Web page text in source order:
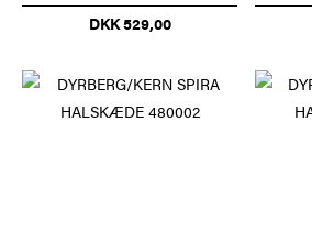
DKK 529,00